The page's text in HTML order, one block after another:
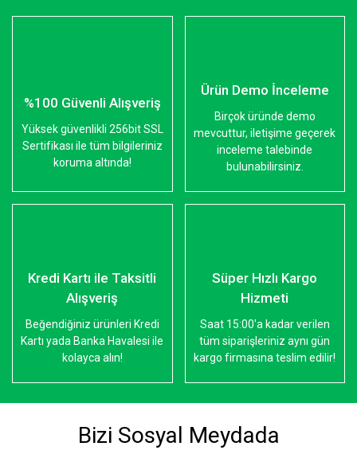
%100 Güvenli Alışveriş
Yüksek güvenlikli 256bit SSL
Sertifikası ile tüm bilgileriniz
koruma altında!
Ürün Demo İnceleme
Birçok üründe demo
mevcuttur, iletişime geçerek
inceleme talebinde
bulunabilirsiniz.
Kredi Kartı ile Taksitli
Alışveriş
Beğendiğiniz ürünleri Kredi
Kartı yada Banka Havalesi ile
kolayca alın!
Süper Hızlı Kargo
Hizmeti
Saat 15:00'a kadar verilen
tüm siparişleriniz aynı gün
kargo firmasına teslim edilir!
Bizi Sosyal Meydada